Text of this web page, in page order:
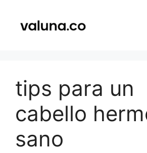
contenido
tips para un
cabello
sano